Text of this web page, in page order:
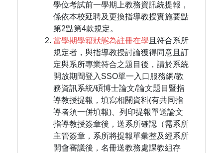
學位考試前一學期上教務資訊統提報，
係依本校延聘及更換指導教授實施要點
第2點第4款規定。
當學期學籍狀態為註冊在學 且符合系所
規定者，與指導教授討論獲得同意且訂
定與系所專業符合之題目後，請於系統
開放期間登入SSO單一入口服務網/教
務資訊系統/碩博士論文/論文題目暨指
導教授提報，填寫相關資料(有共同指
導者須一併填報)、列印提報單送論文
指導教授簽章後，送系所確認（需系所
主管簽章，系所將提報單彙整及經系所
開會審議後，名冊送教務處課教組存